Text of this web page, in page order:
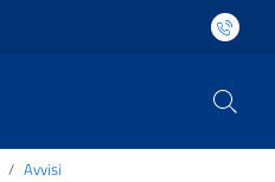
Avvisi